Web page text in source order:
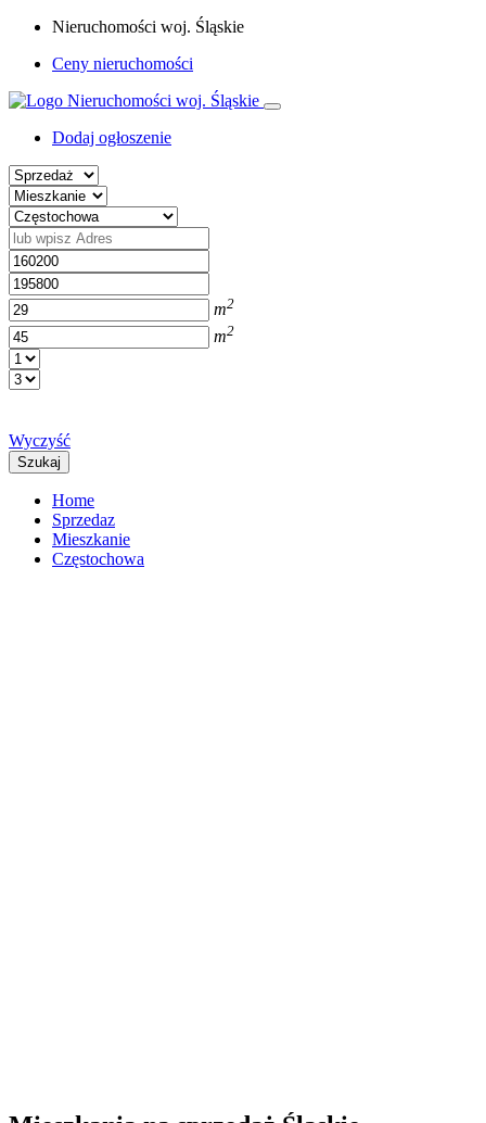
Nieruchomości woj. Śląskie
Ceny nieruchomości
Dodaj ogłoszenie
m2
m2
Wyczyść
Szukaj
Home
Sprzedaz
Mieszkanie
Częstochowa